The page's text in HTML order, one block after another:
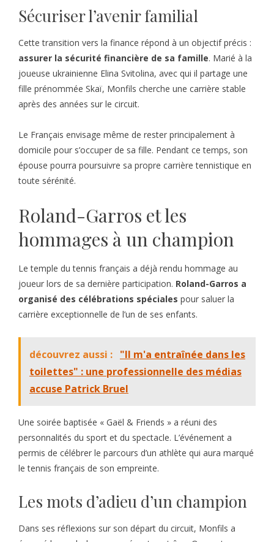
Sécuriser l’avenir familial
Cette transition vers la finance répond à un objectif précis :
assurer la sécurité financière de sa famille. Marié à la
joueuse ukrainienne Elina Svitolina, avec qui il partage une
fille prénommée Skaï, Monfils cherche une carrière stable
après des années sur le circuit.
Le Français envisage même de rester principalement à
domicile pour s’occuper de sa fille. Pendant ce temps, son
épouse pourra poursuivre sa propre carrière tennistique en
toute sérénité.
Roland-Garros et les
hommages à un champion
Le temple du tennis français a déjà rendu hommage au
joueur lors de sa dernière participation. Roland-Garros a
organisé des célébrations spéciales pour saluer la
carrière exceptionnelle de l’un de ses enfants.
découvrez aussi : "Il m'a entraînée dans les
toilettes" : une professionnelle des médias
accuse Patrick Bruel
Une soirée baptisée « Gaël & Friends » a réuni des
personnalités du sport et du spectacle. L’événement a
permis de célébrer le parcours d’un athlète qui aura marqué
le tennis français de son empreinte.
Les mots d’adieu d’un champion
Dans ses réflexions sur son départ du circuit, Monfils a